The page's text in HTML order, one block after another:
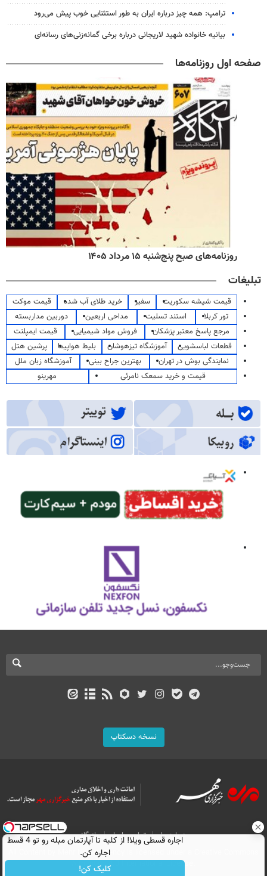
ترامپ: همه چیز درباره ایران به طور استثنایی خوب پیش می‌رود
بیانیه خانواده شهید لاریجانی درباره برخی گمانه‌زنی‌های رسانه‌ای
صفحه اول روزنامه‌ها
روزنامه‌های صبح پنج‌شنبه ۱۵ مرداد ۱۴۰۵
تبلیغات
قیمت شیشه سکوریت سفیر خرید طلای آب شده
قیمت موکت
تور کربلا
استند تسلیت مداحی اربعین
دوربین مداربسته
مرجع پاسخ معتبر پزشکان
فروش مواد شیمیایی
قیمت ایمپلنت
قطعات لباسشویی
آموزشگاه تیزهوشان بلیط هواپیما
پرشین هتل
نمایندگی بوش در تهران
بهترین جراح بینی
آموزشگاه زبان ملل
قیمت و خرید سمعک نامرئی
مهرینو
نسخه دسکتاپ
درباره ما تماس با ما
بازرگانی
All Content by Mehr News Agency is licensed under a Creative Commons
Attribution 4.0 International License.
اجاره‌ قسطی ویلا! از کلبه تا آپارتمان مبله رو تو 4 قسط
اجاره کن.
کلیک کن!